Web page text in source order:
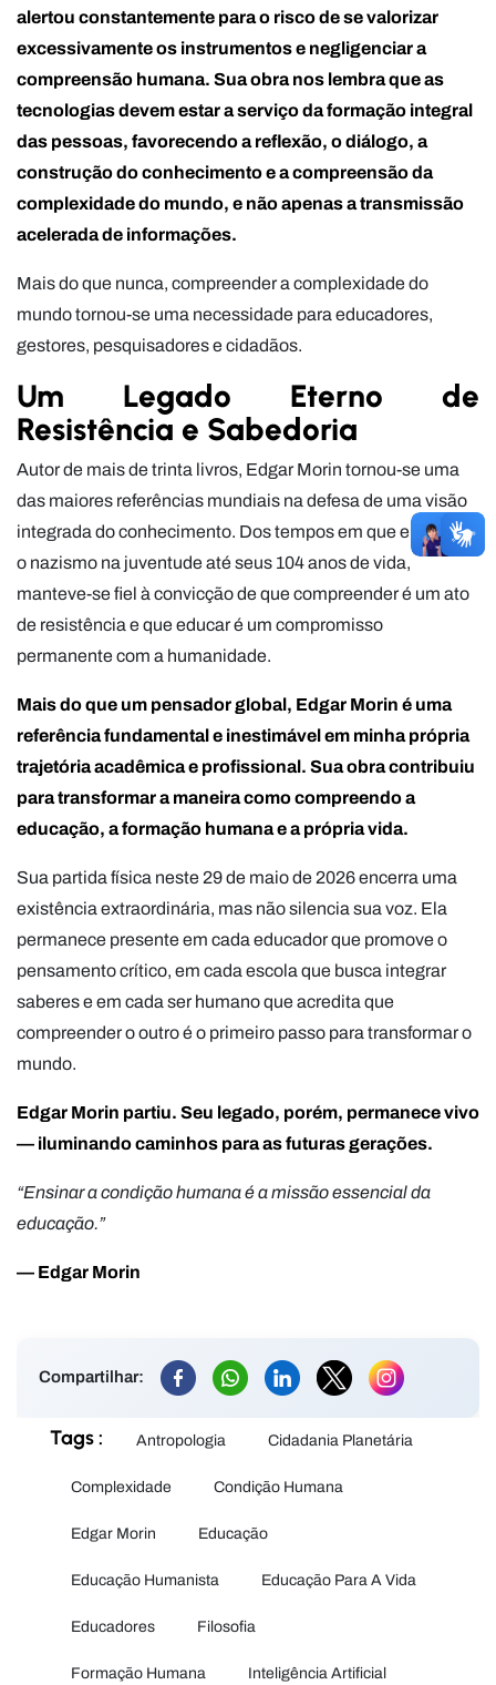
alertou constantemente para o risco de se valorizar
excessivamente os instrumentos e negligenciar a
compreensão humana. Sua obra nos lembra que as
tecnologias devem estar a serviço da formação integral
das pessoas, favorecendo a reflexão, o diálogo, a
construção do conhecimento e a compreensão da
complexidade do mundo, e não apenas a transmissão
acelerada de informações.
Mais do que nunca, compreender a complexidade do
mundo tornou-se uma necessidade para educadores,
gestores, pesquisadores e cidadãos.
Um Legado Eterno de
Resistência e Sabedoria
Autor de mais de trinta livros, Edgar Morin tornou-se uma
das maiores referências mundiais na defesa de uma visão
integrada do conhecimento. Dos tempos em que enfrentou
o nazismo na juventude até seus 104 anos de vida,
manteve-se fiel à convicção de que compreender é um ato
de resistência e que educar é um compromisso
permanente com a humanidade.
Mais do que um pensador global, Edgar Morin é uma
referência fundamental e inestimável em minha própria
trajetória acadêmica e profissional. Sua obra contribuiu
para transformar a maneira como compreendo a
educação, a formação humana e a própria vida.
Sua partida física neste 29 de maio de 2026 encerra uma
existência extraordinária, mas não silencia sua voz. Ela
permanece presente em cada educador que promove o
pensamento crítico, em cada escola que busca integrar
saberes e em cada ser humano que acredita que
compreender o outro é o primeiro passo para transformar o
mundo.
Edgar Morin partiu. Seu legado, porém, permanece vivo
— iluminando caminhos para as futuras gerações.
“Ensinar a condição humana é a missão essencial da
educação.”
— Edgar Morin
Compartilhar:
Tags : Antropologia Cidadania Planetária
Complexidade Condição Humana
Edgar Morin Educação
Educação Humanista Educação Para A Vida
Educadores Filosofia
Formação Humana Inteligência Artificial